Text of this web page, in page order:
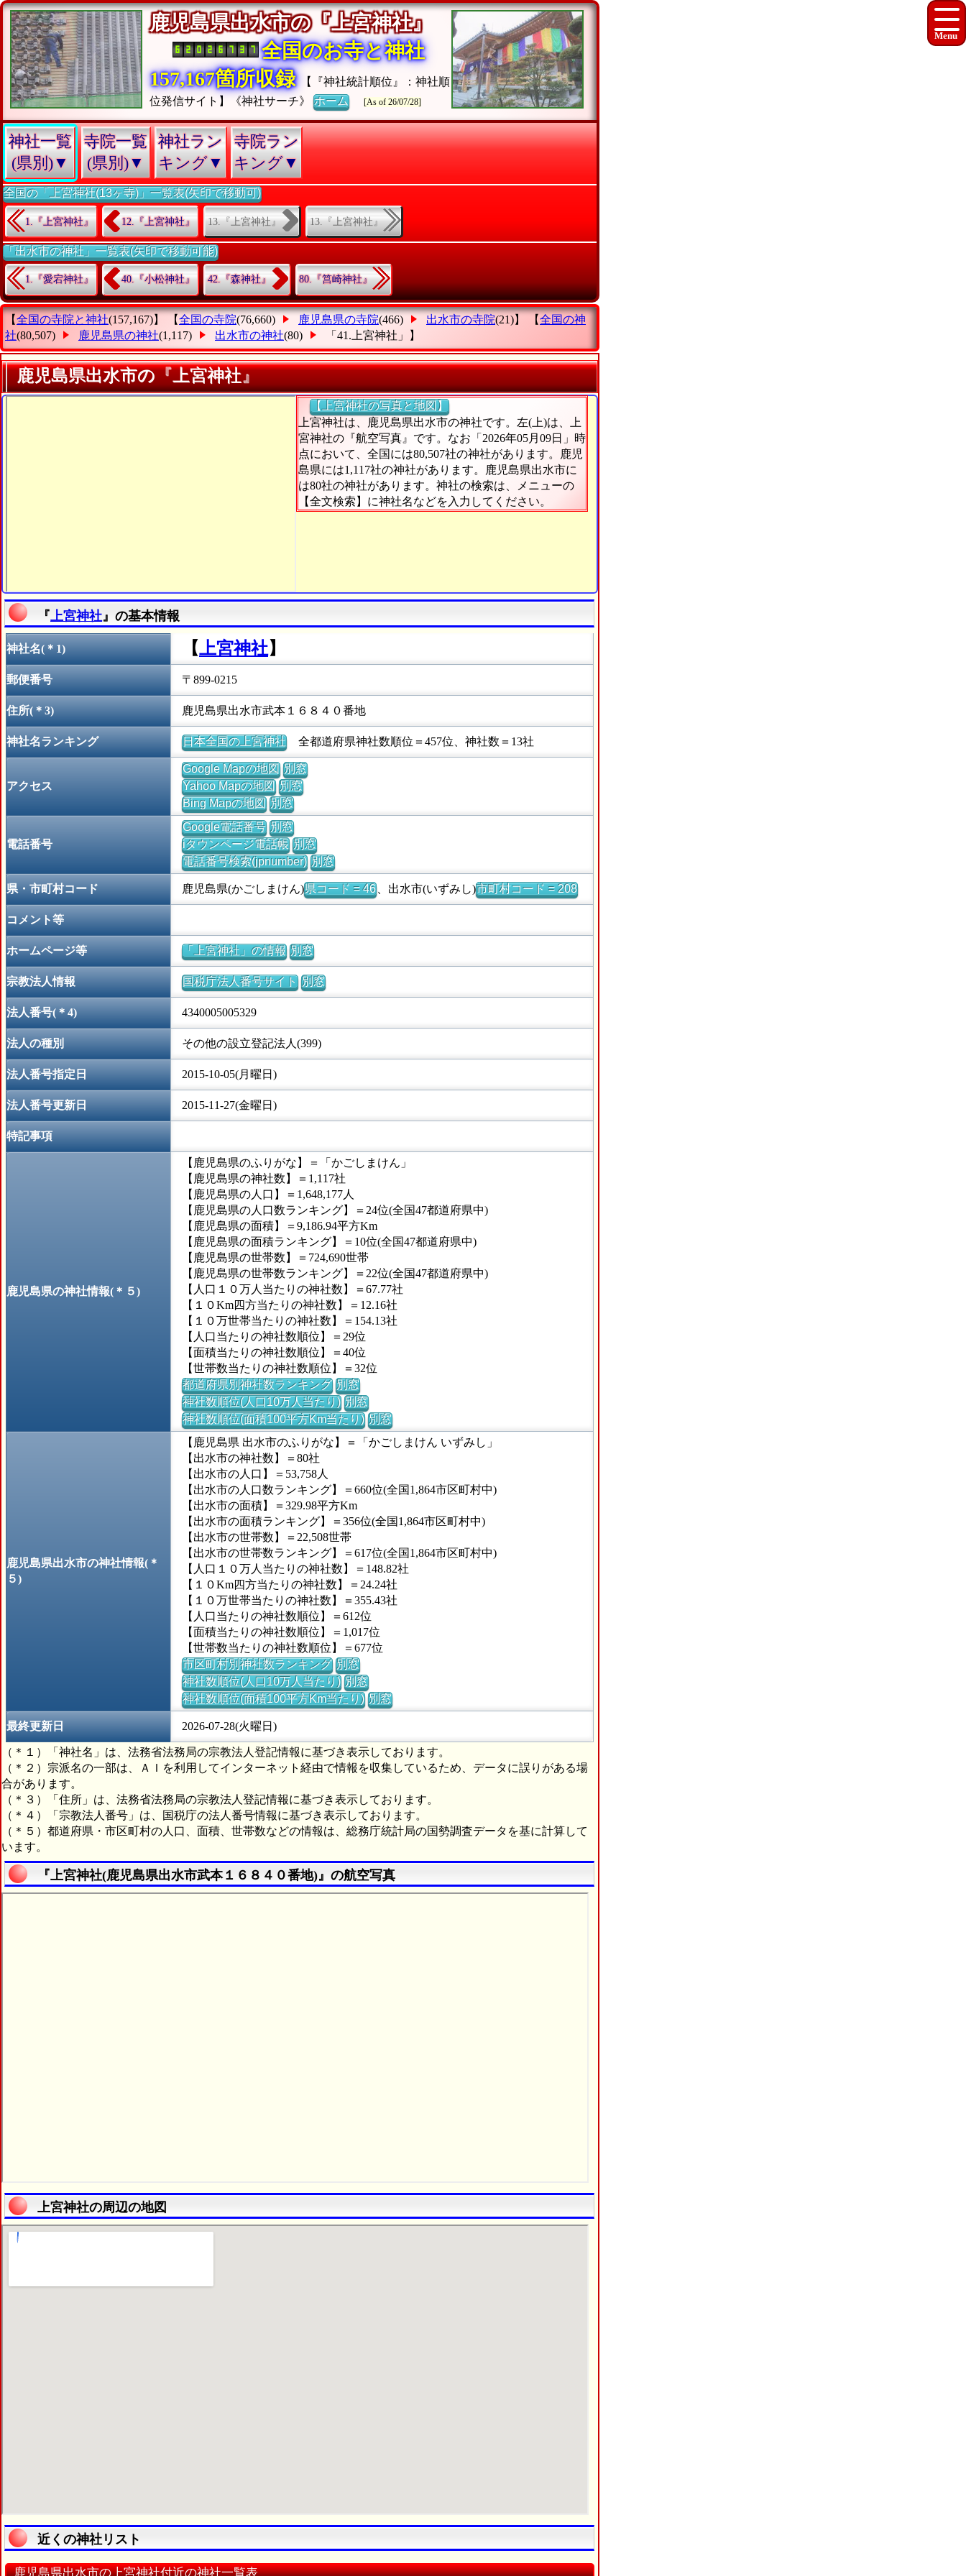
鹿児島県出水市の『上宮神社』
全国のお寺と神社
157,167箇所収録
【『神社統計順位』：神社順
位発信サイト】《神社サーチ》ホーム [As of 26/07/28]
神社一覧
(県別)▼
寺院一覧
(県別)▼
神社ラン
キング▼
寺院ラン
キング▼
全国の「上宮神社(13ヶ寺)」一覧表(矢印で移動可)
1.『上宮神社』 12.『上宮神社』 13.『上宮神社』 13.『上宮神社』
「出水市の神社」一覧表(矢印で移動可能)
1.『愛宕神社』 40.『小松神社』 42.『森神社』 80.『筥崎神社』
【全国の寺院と神社(157,167)】 【全国の寺院(76,660) 鹿児島県の寺院(466) 出水市の寺院(21)】 【全国の神
社(80,507) 鹿児島県の神社(1,117) 出水市の神社(80) 「41.上宮神社」 】
鹿児島県出水市の『上宮神社』
【上宮神社の写真と地図】
上宮神社は、鹿児島県出水市の神社です。左(上)は、上
宮神社の『航空写真』です。なお「2026年05月09日」時
点において、全国には80,507社の神社があります。鹿児
島県には1,117社の神社があります。鹿児島県出水市に
は80社の神社があります。神社の検索は、メニューの
【全文検索】に神社名などを入力してください。
『 上宮神社 』の基本情報
神社名(＊1) 【上宮神社】
郵便番号 〒899-0215
住所(＊3) 鹿児島県出水市武本１６８４０番地
神社名ランキング 日本全国の上宮神社全都道府県神社数順位＝457位、神社数＝13社
アクセス
Google Mapの地図 別窓
Yahoo Mapの地図 別窓
Bing Mapの地図 別窓
電話番号
Google電話番号 別窓
iタウンページ電話帳 別窓
電話番号検索(jpnumber) 別窓
県・市町村コード 鹿児島県(かごしまけん)県コード = 46、出水市(いずみし)市町村コード = 208
コメント等
ホームページ等 「上宮神社」の情報 別窓
宗教法人情報 国税庁法人番号サイト 別窓
法人番号(＊4) 4340005005329
法人の種別 その他の設立登記法人(399)
法人番号指定日 2015-10-05(月曜日)
法人番号更新日 2015-11-27(金曜日)
特記事項
鹿児島県の神社情報(＊５)
【鹿児島県のふりがな】＝「かごしまけん」
【鹿児島県の神社数】＝1,117社
【鹿児島県の人口】＝1,648,177人
【鹿児島県の人口数ランキング】＝24位(全国47都道府県中)
【鹿児島県の面積】＝9,186.94平方Km
【鹿児島県の面積ランキング】＝10位(全国47都道府県中)
【鹿児島県の世帯数】＝724,690世帯
【鹿児島県の世帯数ランキング】＝22位(全国47都道府県中)
【人口１０万人当たりの神社数】＝67.77社
【１０Km四方当たりの神社数】＝12.16社
【１０万世帯当たりの神社数】＝154.13社
【人口当たりの神社数順位】＝29位
【面積当たりの神社数順位】＝40位
【世帯数当たりの神社数順位】＝32位
都道府県別神社数ランキング 別窓
神社数順位(人口10万人当たり) 別窓
神社数順位(面積100平方Km当たり) 別窓
鹿児島県出水市の神社情報(＊
５)
【鹿児島県 出水市のふりがな】＝「かごしまけん いずみし」
【出水市の神社数】＝80社
【出水市の人口】＝53,758人
【出水市の人口数ランキング】＝660位(全国1,864市区町村中)
【出水市の面積】＝329.98平方Km
【出水市の面積ランキング】＝356位(全国1,864市区町村中)
【出水市の世帯数】＝22,508世帯
【出水市の世帯数ランキング】＝617位(全国1,864市区町村中)
【人口１０万人当たりの神社数】＝148.82社
【１０Km四方当たりの神社数】＝24.24社
【１０万世帯当たりの神社数】＝355.43社
【人口当たりの神社数順位】＝612位
【面積当たりの神社数順位】＝1,017位
【世帯数当たりの神社数順位】＝677位
市区町村別神社数ランキング 別窓
神社数順位(人口10万人当たり) 別窓
神社数順位(面積100平方Km当たり) 別窓
最終更新日 2026-07-28(火曜日)
（＊１）「神社名」は、法務省法務局の宗教法人登記情報に基づき表示しております。
（＊２）宗派名の一部は、ＡＩを利用してインターネット経由で情報を収集しているため、データに誤りがある場
合があります。
（＊３）「住所」は、法務省法務局の宗教法人登記情報に基づき表示しております。
（＊４）「宗教法人番号」は、国税庁の法人番号情報に基づき表示しております。
（＊５）都道府県・市区町村の人口、面積、世帯数などの情報は、総務庁統計局の国勢調査データを基に計算して
います。
『上宮神社(鹿児島県出水市武本１６８４０番地)』の航空写真
上宮神社の周辺の地図
近くの神社リスト
鹿児島県出水市の上宮神社付近の神社一覧表